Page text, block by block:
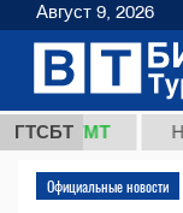
ГТСБТ
ТМТ
Официальные новости
Август 9, 2026